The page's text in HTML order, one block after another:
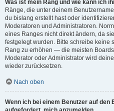
Was ist mein Rang und wie kann ich
Ränge, die unter deinem
du bislang erstellt hast oder
Moderatoren und Administratoren.
eines Ranges nicht direkt ändern, da
festgelegt wurden. Bitte schreibe keine
Rang zu erhöhen — die meisten
Moderator oder Administrator wird
wieder zurücksetzen.
Nach oben
Wenn ich bei einem Benutzer auf den